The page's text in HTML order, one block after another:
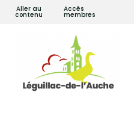
Aller au
contenu
Accès
membres